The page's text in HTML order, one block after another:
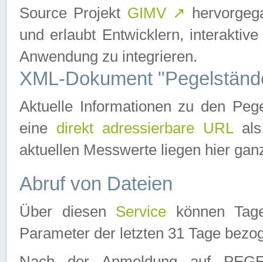
Source Projekt GIMV ↗
und erlaubt Entwicklern,
Anwendung zu integrieren.
XML-Dokument
Aktuelle Informationen zu den
eine direkt adressierbare URLals
aktuellen Messwerte liegen hier
Abruf von Dateien
Über diesen Service können
Parameter der letzten 31 Tage